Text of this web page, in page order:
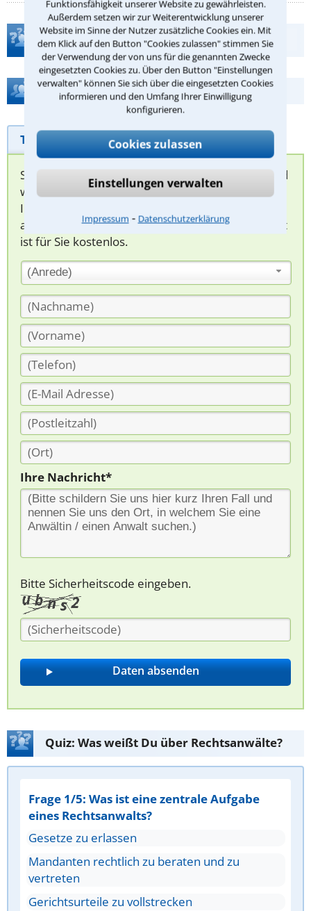
Funktionsfähigkeit unserer Website zu gewährleisten.
Außerdem setzen wir zur Weiterentwicklung unserer
Website im Sinne der Nutzer zusätzliche Cookies ein. Mit
dem Klick auf den Button "Cookies zulassen" stimmen Sie
der Verwendung der von uns für die genannten Zwecke
eingesetzten Cookies zu. Über den Button "Einstellungen
verwalten" können Sie sich über die eingesetzten Cookies
informieren und den Umfang Ihrer Einwilligung
konfigurieren.
Cookies zulassen
Einstellungen verwalten
Impressum ⁃ Datenschutzerklärung
Teste Dein Rechtswissen
Hilfe bei Ihrer Anwaltsuche?
Telefonhilfe Beratungsanfrage
Sie können hier Ihren Fall schildern. Anschließend
werden sich spezialisierte Rechtsanwälte bei
Ihnen melden, um das weitere Vorgehen
abzuklären. Die Rückmeldung durch einen Anwalt
ist für Sie kostenlos.
(Anrede)
Ihre Nachricht*
Bitte Sicherheitscode eingeben.
Quiz: Was weißt Du über Rechtsanwälte?
Frage 1/5: Was ist eine zentrale Aufgabe
eines Rechtsanwalts?
Gesetze zu erlassen
Mandanten rechtlich zu beraten und zu
vertreten
Gerichtsurteile zu vollstrecken